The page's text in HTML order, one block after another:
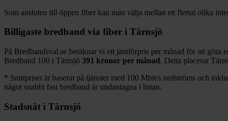
Som ansluten till öppen fiber kan man välja mellan ett flertal olika
Billigaste bredband via fiber i Tärnsjö
På Bredbandsval.se beräknar vi ett jämförpris per månad för att göra
Bredband 100 i Tärnsjö 391 kronor per månad. Detta placerar
* Snittpriset är baserat på tjänster med 100 Mbit/s nedströms och
något snabbt fast bredband är undantagna i listan.
Stadsnät i Tärnsjö